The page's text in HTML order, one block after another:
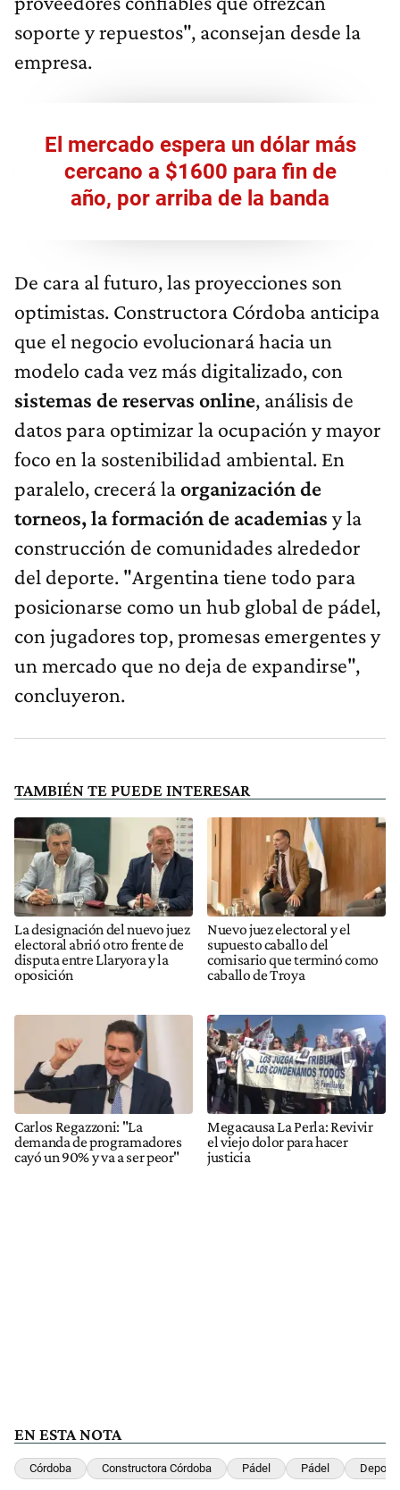
soporte y repuestos", aconsejan desde la
empresa.
El mercado espera un dólar más
cercano a $1600 para fin de
año, por arriba de la banda
De cara al futuro, las proyecciones son
optimistas. Constructora Córdoba anticipa
que el negocio evolucionará hacia un
modelo cada vez más digitalizado, con
sistemas de reservas online, análisis de
datos para optimizar la ocupación y mayor
foco en la sostenibilidad ambiental. En
paralelo, crecerá laorganización de
torneos, la formación de academias y la
construcción de comunidades alrededor
del deporte. "Argentina tiene todo para
posicionarse como un hub global de pádel,
con jugadores top, promesas emergentes y
un mercado que no deja de expandirse",
concluyeron.
TAMBIÉN TE PUEDE INTERESAR
La designación del nuevo juez
electoral abrió otro frente de
disputa entre Llaryora y la
oposición
Nuevo juez electoral y el
supuesto caballo del
comisario que terminó como
caballo de Troya
Carlos Regazzoni: "La
demanda de programadores
cayó un 90% y va a ser peor"
Megacausa La Perla: Revivir
el viejo dolor para hacer
justicia
EN ESTA NOTA
Córdoba Constructora Córdoba Pádel Pádel Deporte